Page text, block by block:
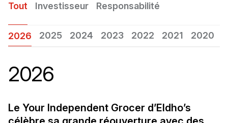
Tout Investisseur Responsabilité
2026 2025 2024 2023 2022 2021 2020
2026
Le Your Independent Grocer d’Eldho’s